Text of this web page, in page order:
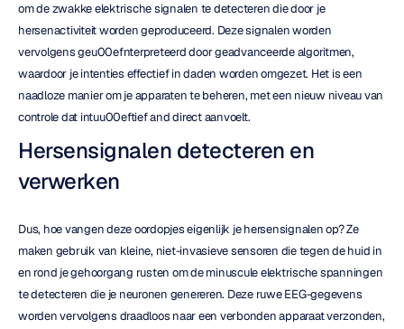
om de zwakke elektrische signalen te detecteren die door je
hersenactiviteit worden geproduceerd. Deze signalen worden
vervolgens geu00efnterpreteerd door geadvanceerde algoritmen,
waardoor je intenties effectief in daden worden omgezet. Het is een
naadloze manier om je apparaten te beheren, met een nieuw niveau van
controle dat intuu00eftief and direct aanvoelt.
Hersensignalen detecteren en
verwerken
Dus, hoe vangen deze oordopjes eigenlijk je hersensignalen op? Ze
maken gebruik van kleine, niet-invasieve sensoren die tegen de huid in
en rond je gehoorgang rusten om de minuscule elektrische spanningen
te detecteren die je neuronen genereren. Deze ruwe EEG-gegevens
worden vervolgens draadloos naar een verbonden apparaat verzonden,